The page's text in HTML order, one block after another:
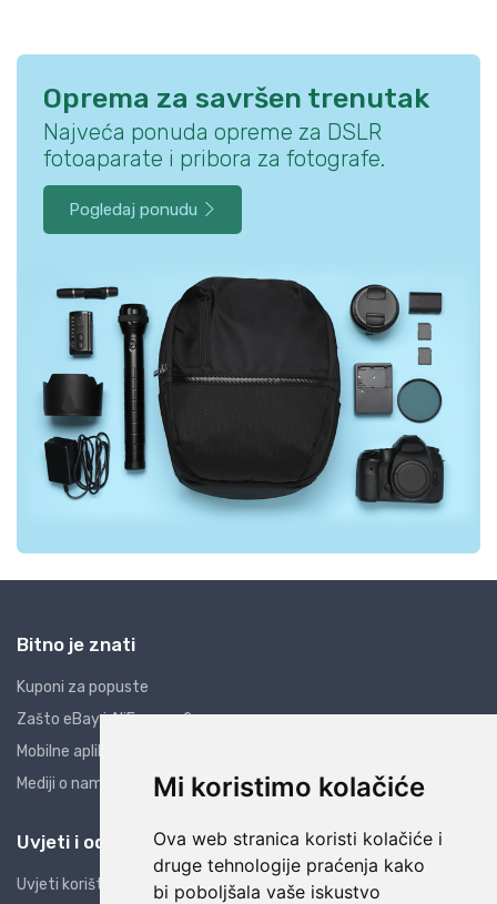
Mi koristimo kolačiće
Ova web stranica koristi kolačiće i
druge tehnologije praćenja kako
bi poboljšala vaše iskustvo
Oprema za savršen trenutak
Najveća ponuda opreme za DSLR
fotoaparate i pribora za fotografe.
Pogledaj ponudu
Bitno je znati
Kuponi za popuste
Zašto eBay i AliExpress?
Mobilne aplikacije
Mediji o nama
Uvjeti i odredbe
Uvjeti korištenja